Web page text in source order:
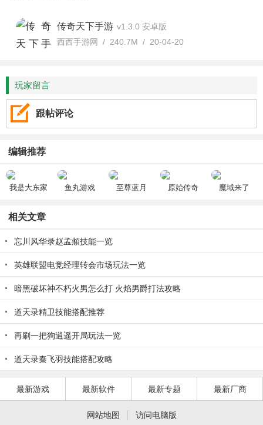
传奇天下手游 v1.3.0 安卓版
西西手游网 / 240.7M / 20-04-20
玩家留言
跟帖评论
编辑推荐
我是大东家 鱼丸游戏 至尊蓝月 原始传奇 魔域来了
相关文章
忘川风华录赵孟頫技能一览
英雄联盟电竞经理转会市场玩法一览
暗黑破坏神不朽火男怎么打 火焰男爵打法攻略
道天录精卫技能搭配推荐
再刷一把狗逍遥开局玩法一览
道天录秦飞羽技能搭配攻略
最新游戏 最新软件 最新专题 最新厂商
网站地图 访问电脑版